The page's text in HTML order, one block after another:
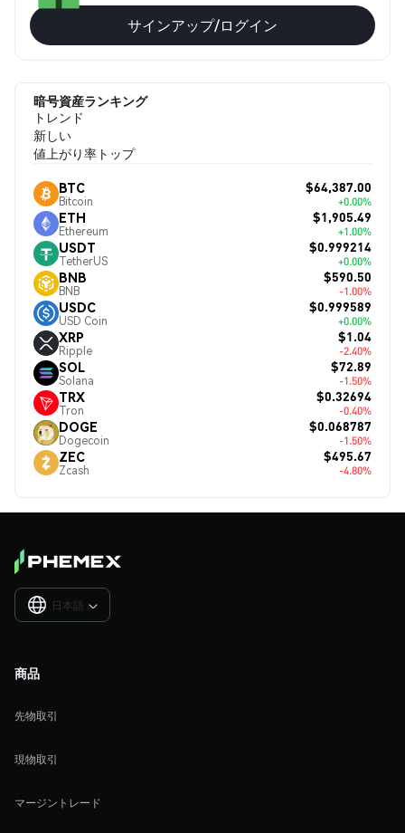
サインアップ/ログイン
暗号資産ランキング
トレンド
新しい
値上がり率トップ
BTC
Bitcoin
$64,387.00
+0.00%
ETH
Ethereum
$1,905.49
+1.00%
USDT
TetherUS
$0.999214
+0.00%
BNB
BNB
$590.50
-1.00%
USDC
USD Coin
$0.999589
+0.00%
XRP
Ripple
$1.04
-2.40%
SOL
Solana
$72.89
-1.50%
TRX
Tron
$0.32694
-0.40%
DOGE
Dogecoin
$0.068787
-1.50%
ZEC
Zcash
$495.67
-4.80%
日本語 
商品
先物取引
現物取引
マージントレード